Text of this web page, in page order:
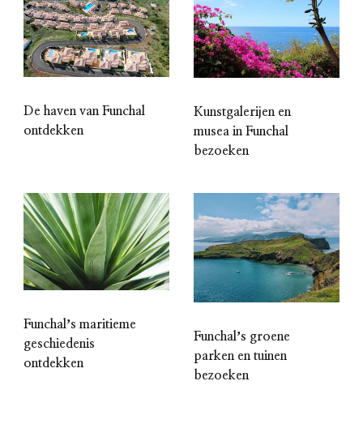
De haven van Funchal
ontdekken
Kunstgalerijen en
musea in Funchal
bezoeken
Funchalʼs maritieme
geschiedenis
ontdekken
Funchalʼs groene
parken en tuinen
bezoeken